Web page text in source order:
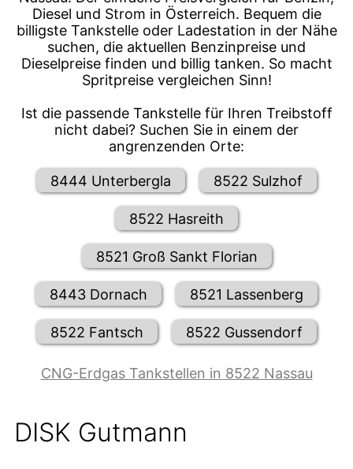
Diesel und Strom in Österreich. Bequem die
billigste Tankstelle oder Ladestation in der Nähe
suchen, die aktuellen Benzinpreise und
Dieselpreise finden und billig tanken. So macht
Spritpreise vergleichen Sinn!
Ist die passende Tankstelle für Ihren Treibstoff
nicht dabei? Suchen Sie in einem der
angrenzenden Orte:
8444 Unterbergla 8522 Sulzhof
8522 Hasreith
8521 Groß Sankt Florian
8443 Dornach 8521 Lassenberg
8522 Fantsch 8522 Gussendorf
CNG-Erdgas Tankstellen in 8522 Nassau
DISK Gutmann